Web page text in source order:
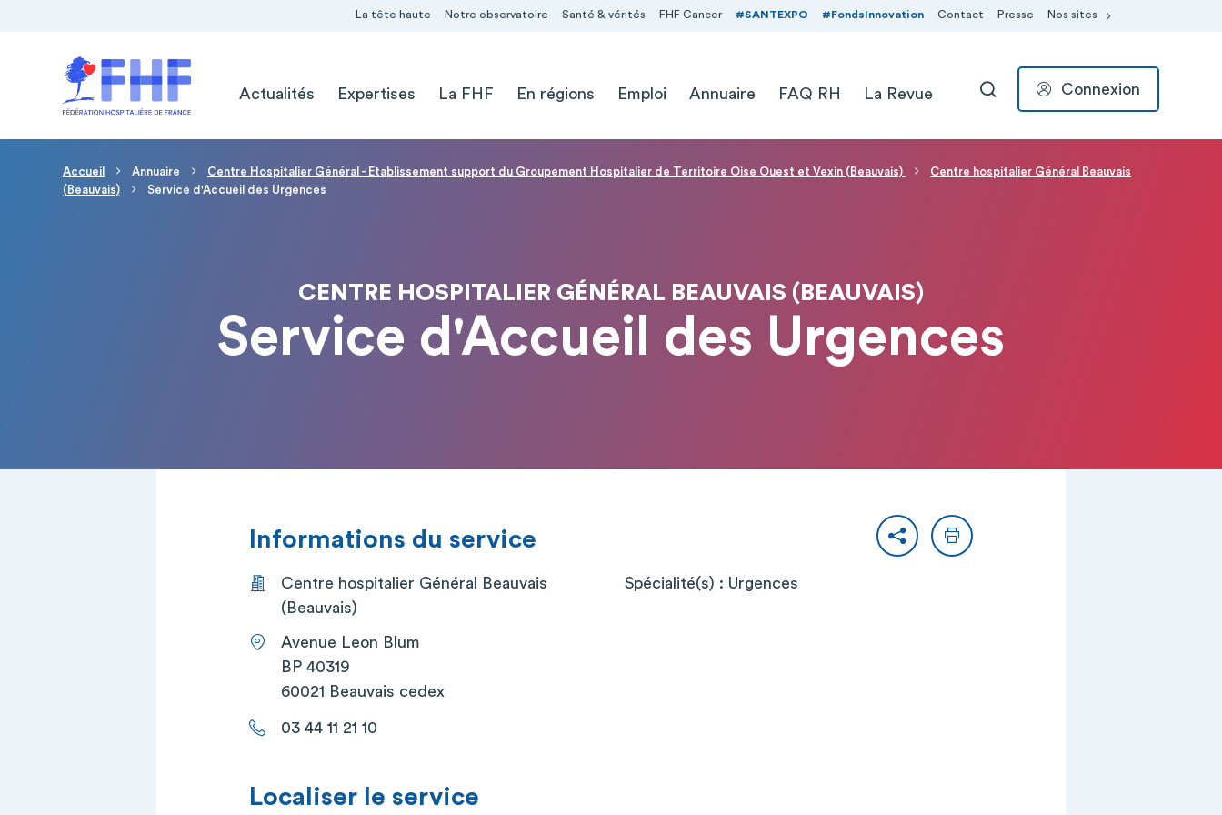
La tête haute Notre observatoire Santé & vérités FHF Cancer #SANTEXPO #FondsInnovation Contact Presse Nos sites
Actualités
Expertises La FHF En régions Emploi Annuaire FAQ RH La Revue RECHERCHER
Connexion
Fil d'Ariane
Accueil Annuaire Centre Hospitalier Général - Etablissement support du Groupement Hospitalier de Territoire Oise Ouest et Vexin (Beauvais)
Centre hospitalier Général Beauvais
(Beauvais)
Service d'Accueil des Urgences
CENTRE HOSPITALIER GÉNÉRAL BEAUVAIS (BEAUVAIS)
Service d'Accueil des Urgences
PartagerImprimer
Informations du service
Centre hospitalier Général Beauvais
(Beauvais)
Avenue Leon Blum
BP 40319
60021 Beauvais cedex
03 44 11 21 10
Spécialité(s) : Urgences
Localiser le service